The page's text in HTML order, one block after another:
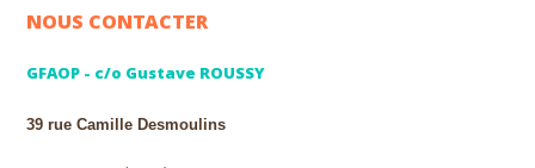
NOUS CONTACTER
GFAOP - c/o Gustave ROUSSY
39 rue Camille Desmoulins